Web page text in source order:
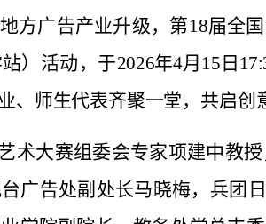
方广告产业升级，第18届全
） 活动 ，于2026年4月 15日
、师生代表齐聚一堂， 共启创
术大赛组委会专家项建中教
广告处副处长马晓梅， 兵团